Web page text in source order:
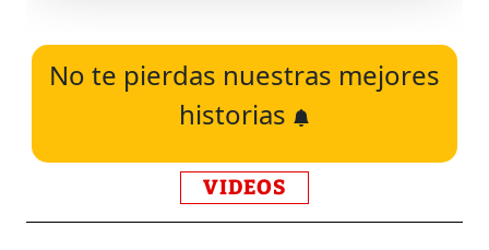
No te pierdas nuestras mejores
historias
VIDEOS